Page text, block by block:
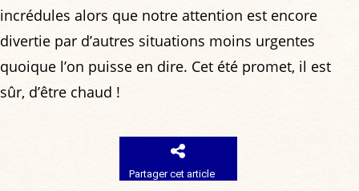
incrédules alors que notre attention est encore
divertie par d’autres situations moins urgentes
quoique l’on puisse en dire. Cet été promet, il est
sûr, d’être chaud !
Partager cet article